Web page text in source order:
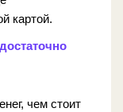
картой.
чем стоит